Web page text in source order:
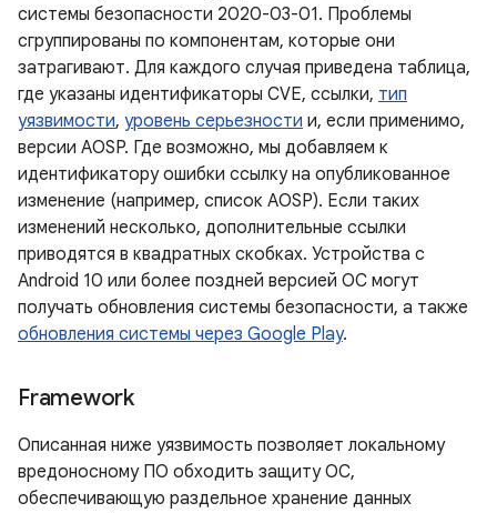
системы безопасности 2020-03-01. Проблемы
сгруппированы по компонентам, которые они
затрагивают. Для каждого случая приведена таблица,
где указаны идентификаторы CVE, ссылки, тип
уязвимости, уровень серьезности и, если применимо,
версии AOSP. Где возможно, мы добавляем к
идентификатору ошибки ссылку на опубликованное
изменение (например, список AOSP). Если таких
изменений несколько, дополнительные ссылки
приводятся в квадратных скобках. Устройства с
Android 10 или более поздней версией ОС могут
получать обновления системы безопасности, а также
обновления системы через Google Play.
Framework
Описанная ниже уязвимость позволяет локальному
вредоносному ПО обходить защиту ОС,
обеспечивающую раздельное хранение данных